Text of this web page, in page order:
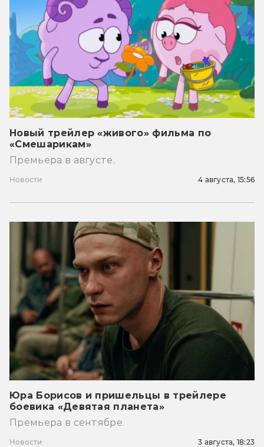
Новый трейлер «живого» фильма по
«Смешарикам»
Премьера в августе.
Новости 4 августа, 15:56
Юра Борисов и пришельцы в трейлере
боевика «Девятая планета»
Премьера в сентябре.
Новости 3 августа, 18:23